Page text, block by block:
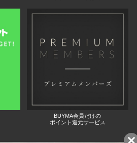
BUYMA会員だけの
ポイント還元サービス